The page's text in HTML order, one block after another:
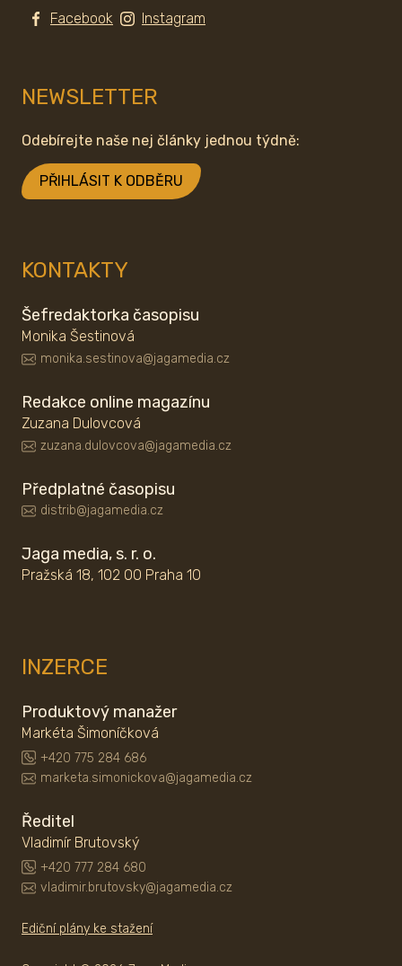
Facebook Instagram
NEWSLETTER
Odebírejte naše nej články jednou týdně:
PŘIHLÁSIT K ODBĚRU
KONTAKTY
Šefredaktorka časopisu
Monika Šestinová
monika.sestinova@jagamedia.cz
Redakce online magazínu
Zuzana Dulovcová
zuzana.dulovcova@jagamedia.cz
Předplatné časopisu
distrib@jagamedia.cz
Jaga media, s. r. o.
Pražská 18, 102 00 Praha 10
INZERCE
Produktový manažer
Markéta Šimoníčková
+420 775 284 686
marketa.simonickova@jagamedia.cz
Ředitel
Vladimír Brutovský
+420 777 284 680
vladimir.brutovsky@jagamedia.cz
Ediční plány ke stažení